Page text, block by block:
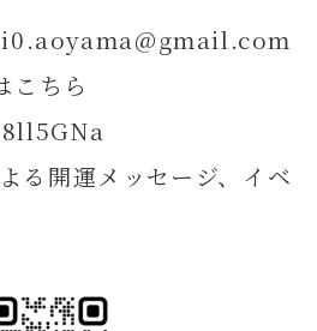
こちら
る開運メッセージ、イベ